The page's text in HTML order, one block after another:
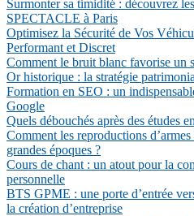
Surmonter sa timidité : découvrez
SPECTACLE à Paris
Optimisez la Sécurité de Vos
Performant et Discret
Comment le bruit blanc favorise un
Or historique : la stratégie
Formation en SEO : un
Google
Quels débouchés après des études
Comment les reproductions
grandes époques ?
Cours de chant : un atout pour la
personnelle
BTS GPME : une porte d’entrée
la création d’entreprise